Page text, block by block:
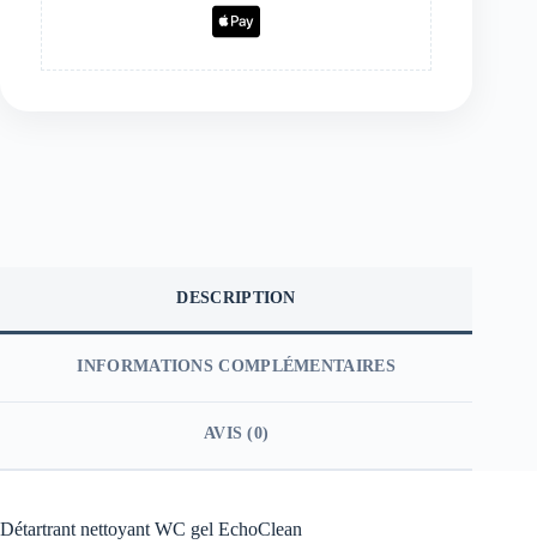
DESCRIPTION
INFORMATIONS COMPLÉMENTAIRES
AVIS (0)
Détartrant nettoyant WC gel EchoClean